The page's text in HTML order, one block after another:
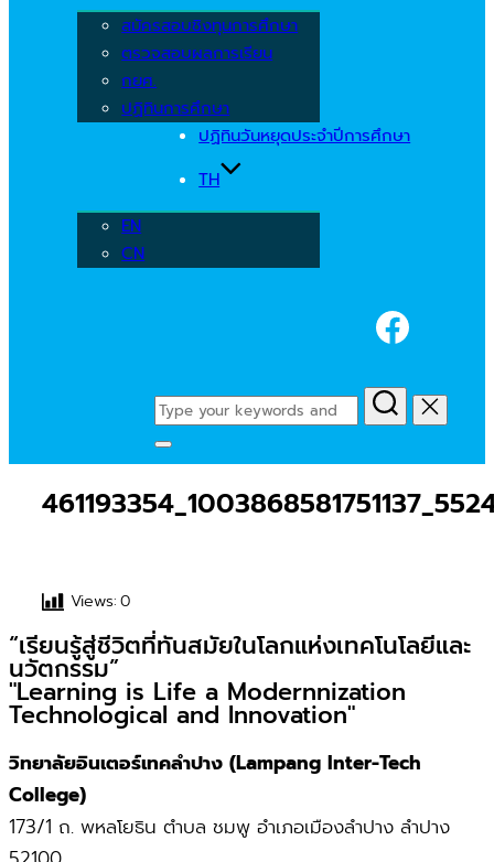
สมัครสอบชิงทุนการศึกษา
ตรวจสอบผลการเรียน
กยศ.
ปฏิทินการศึกษา
ปฏิทินวันหยุดประจำปีการศึกษา
TH
EN
CN
Search
for:
Toggle
&
navigation
Views:0
“เรียนรู้สู่ชีวิตที่ทันสมัยในโลกแห่งเทคโนโลยีและ
นวัตกรรม”
"Learning is Life a Modernnization
Technological and Innovation"
วิทยาลัยอินเตอร์เทคลำปาง (Lampang Inter-Tech
College)
173/1 ถ. พหลโยธิน ตำบล ชมพู อำเภอเมืองลำปาง ลำปาง